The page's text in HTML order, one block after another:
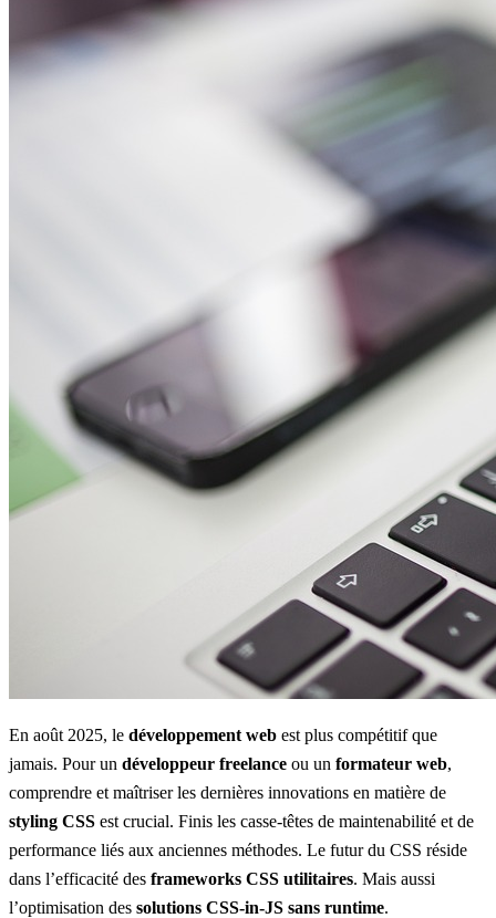
En août 2025, le développement web est plus compétitif que
jamais. Pour un développeur freelance ou un formateur web,
comprendre et maîtriser les dernières innovations en matière de
styling CSS est crucial. Finis les casse-têtes de maintenabilité et de
performance liés aux anciennes méthodes. Le futur du CSS réside
dans l’efficacité des frameworks CSS utilitaires. Mais aussi
l’optimisation des solutions CSS-in-JS sans runtime.